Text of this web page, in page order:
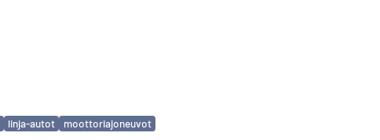
linja-autot
moottoriajoneuvot